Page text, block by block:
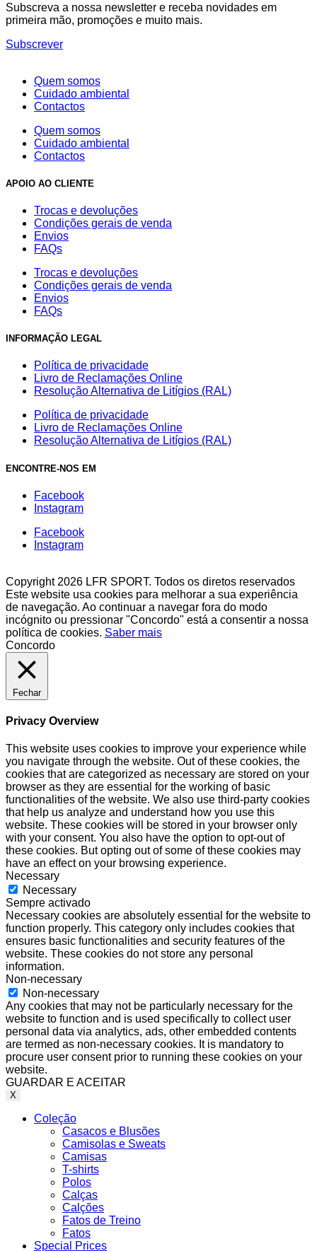
Subscreva a nossa newsletter e receba novidades em
primeira mão, promoções e muito mais.
Subscrever
Quem somos
Cuidado ambiental
Contactos
Quem somos
Cuidado ambiental
Contactos
APOIO AO CLIENTE
Trocas e devoluções
Condições gerais de venda
Envios
FAQs
Trocas e devoluções
Condições gerais de venda
Envios
FAQs
INFORMAÇÃO LEGAL
Política de privacidade
Livro de Reclamações Online
Resolução Alternativa de Litígios (RAL)
Política de privacidade
Livro de Reclamações Online
Resolução Alternativa de Litígios (RAL)
ENCONTRE-NOS EM
Facebook
Instagram
Facebook
Instagram
Copyright 2026 LFR SPORT. Todos os diretos reservados
Este website usa cookies para melhorar a sua experiência
de navegação. Ao continuar a navegar fora do modo
incógnito ou pressionar "Concordo" está a consentir a nossa
política de cookies. Saber mais
Concordo
Fechar
Privacy Overview
This website uses cookies to improve your experience while
you navigate through the website. Out of these cookies, the
cookies that are categorized as necessary are stored on your
browser as they are essential for the working of basic
functionalities of the website. We also use third-party cookies
that help us analyze and understand how you use this
website. These cookies will be stored in your browser only
with your consent. You also have the option to opt-out of
these cookies. But opting out of some of these cookies may
have an effect on your browsing experience.
Necessary
Necessary
Sempre activado
Necessary cookies are absolutely essential for the website to
function properly. This category only includes cookies that
ensures basic functionalities and security features of the
website. These cookies do not store any personal
information.
Non-necessary
Non-necessary
Any cookies that may not be particularly necessary for the
website to function and is used specifically to collect user
personal data via analytics, ads, other embedded contents
are termed as non-necessary cookies. It is mandatory to
procure user consent prior to running these cookies on your
website.
GUARDAR E ACEITAR
X
Coleção
Casacos e Blusões
Camisolas e Sweats
Camisas
T-shirts
Polos
Calças
Calções
Fatos de Treino
Fatos
Special Prices